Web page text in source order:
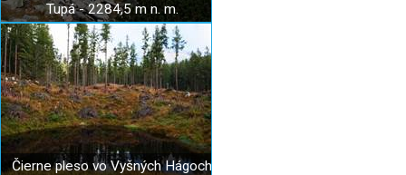
Tupá - 2284,5 m n. m.
Čierne pleso vo Vyšných Hágoch